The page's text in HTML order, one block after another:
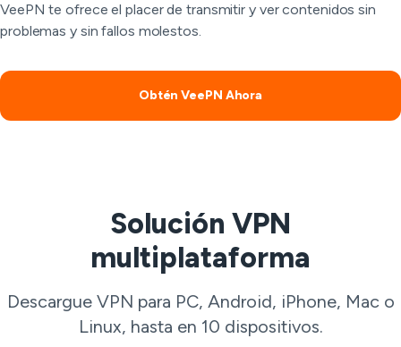
VeePN te ofrece el placer de transmitir y ver contenidos sin
problemas y sin fallos molestos.
Obtén VeePN Ahora
Solución VPN
multiplataforma
Descargue VPN para PC, Android, iPhone, Mac o
Linux, hasta en 10 dispositivos.